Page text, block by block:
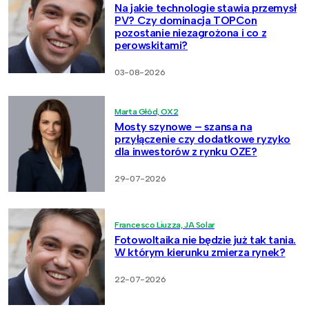
Na jakie technologie stawia przemysł
PV? Czy dominacja TOPCon
pozostanie niezagrożona i co z
perowskitami?
03-08-2026
Marta Głód, OX2
Mosty szynowe – szansa na
przyłączenie czy dodatkowe ryzyko
dla inwestorów z rynku OZE?
29-07-2026
Francesco Liuzza, JA Solar
Fotowoltaika nie będzie już tak tania.
W którym kierunku zmierza rynek?
22-07-2026